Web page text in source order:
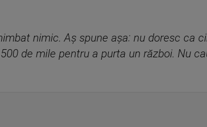
nimic. Aș spune așa: nu doresc ca
de mile pentru a purta un război. Nu